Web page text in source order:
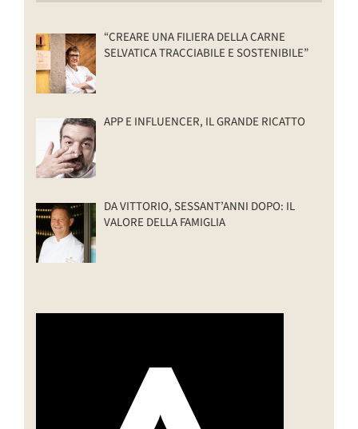
“CREARE UNA FILIERA DELLA CARNE
SELVATICA TRACCIABILE E SOSTENIBILE”
APP E INFLUENCER, IL GRANDE RICATTO
DA VITTORIO, SESSANT’ANNI DOPO: IL
VALORE DELLA FAMIGLIA